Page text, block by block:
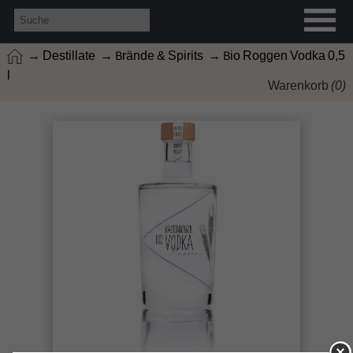
→ Destillate → Brände & Spirits → Bio Roggen Vodka 0,5
l
Warenkorb (0)